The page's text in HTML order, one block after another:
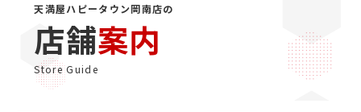
天満屋ハピータウン岡南店の
店舗案内
Store Guide